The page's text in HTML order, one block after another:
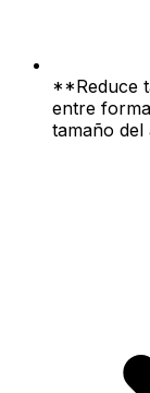
**Reduce
entre
tamaño del